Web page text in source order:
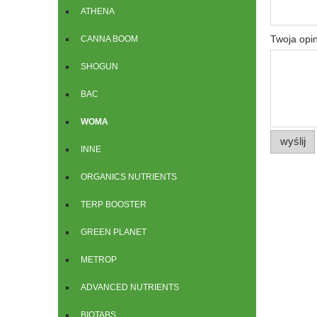
ATHENA
CANNA BOOM
SHOGUN
BAC
WOMA
INNE
ORGANICS NUTRIENTS
TERP BOOSTER
GREEN PLANET
METROP
ADVANCED NUTRIENTS
BIOTABS
Twoja
wyślij